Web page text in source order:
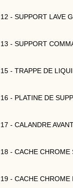
12 - SUPPORT LAVE
13 - SUPPORT
15 - TRAPPE DE
16 - PLATINE DE
17 - CALANDRE
18 - CACHE
19 - CACHE